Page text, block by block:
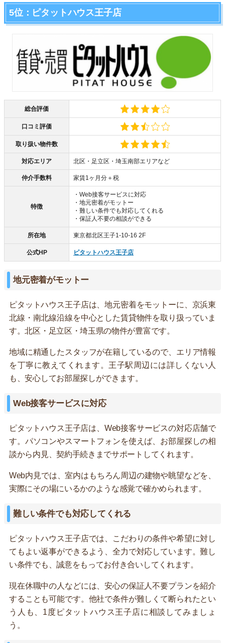
5位：ピタットハウス王子店
総合評価
口コミ評価
取り扱い物件数
対応エリア 北区・足立区・埼玉南部エリアなど
仲介手数料 家賃1ヶ月分＋税
特徴
・Web接客サービスに対応
・地元密着がモットー
・難しい条件でも対応してくれる
・保証人不要の相談ができる
所在地 東京都北区王子1-10-16 2F
公式HP ピタットハウス王子店
地元密着がモットー
ピタットハウス王子店は、地元密着をモットーに、京浜東
北線・南北線沿線を中心とした賃貸物件を取り扱っていま
す。北区・足立区・埼玉県の物件が豊富です。
地域に精通したスタッフが在籍しているので、エリア情報
を丁寧に教えてくれます。王子駅周辺には詳しくない人
も、安心してお部屋探しができます。
Web接客サービスに対応
ピタットハウス王子店は、Web接客サービスの対応店舗で
す。パソコンやスマートフォンを使えば、お部屋探しの相
談から内見、契約手続きまでサポートしてくれます。
Web内見では、室内はもちろん周辺の建物や眺望などを、
実際にその場にいるかのような感覚で確かめられます。
難しい条件でも対応してくれる
ピタットハウス王子店では、こだわりの条件や希望に対し
てもよい返事ができるよう、全力で対応しています。難し
い条件でも、誠意をもってお付き合いしてくれます。
現在休職中の人などには、安心の保証人不要プランを紹介
することも可能です。他社で条件が難しくて断られたとい
う人も、1度ピタットハウス王子店に相談してみましょ
う。